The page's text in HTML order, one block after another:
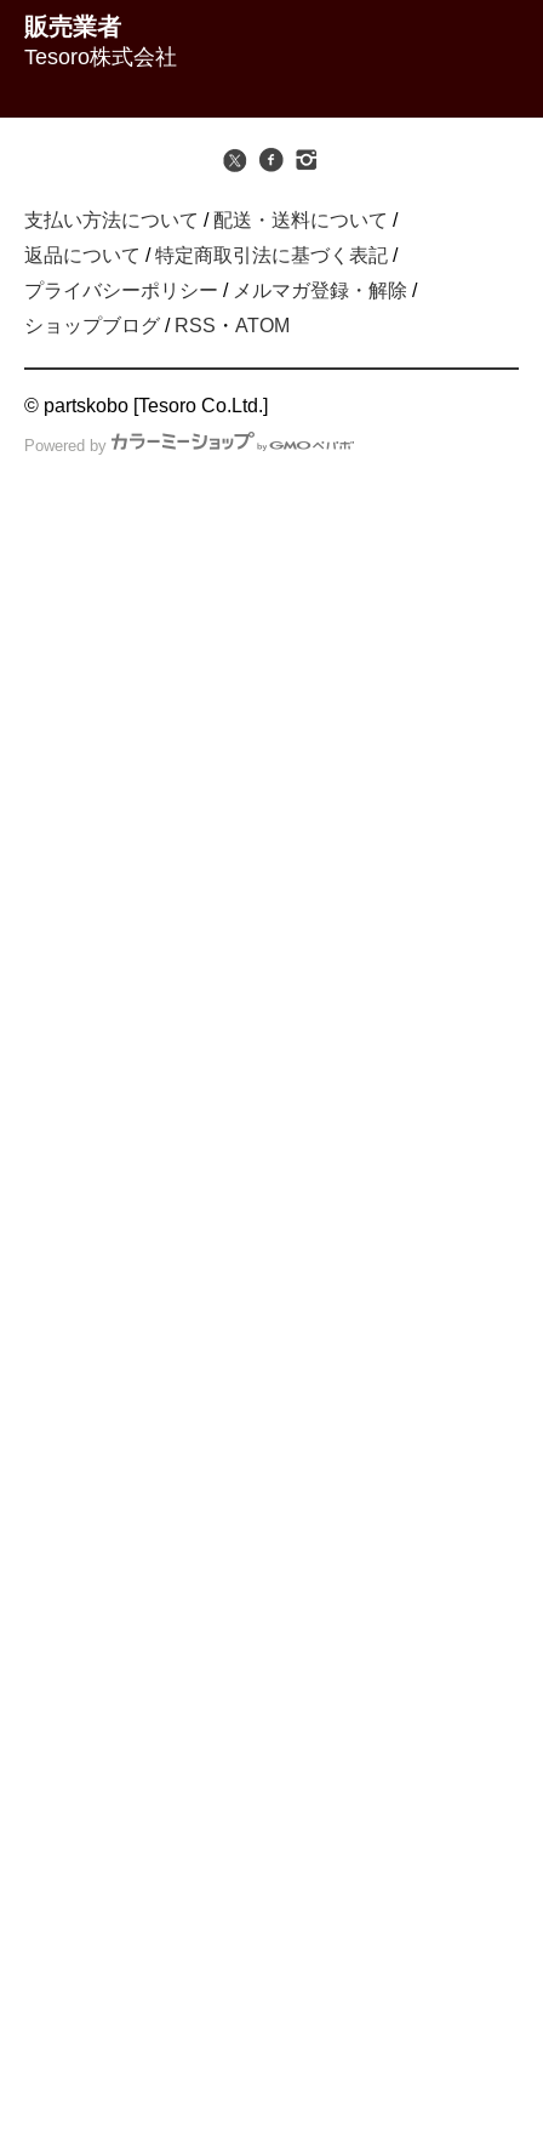
販売業者
Tesoro株式会社
支払い方法について / 配送・送料について /
返品について / 特定商取引法に基づく表記 /
プライバシーポリシー / メルマガ登録・解除 /
ショップブログ / RSS ・ ATOM
© partskobo [Tesoro Co.Ltd.]
Powered by